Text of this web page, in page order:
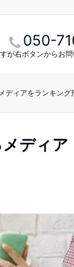
050-
が右ボタンからお
ディアをランキング
ディア